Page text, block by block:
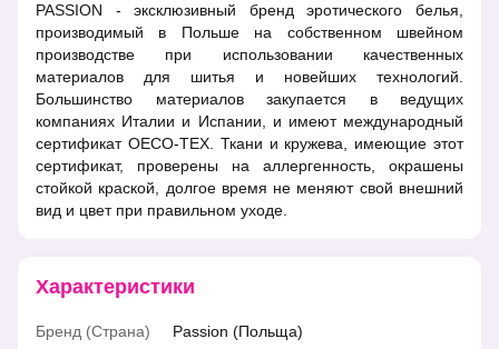
PASSION - эксклюзивный бренд эротического белья,
производимый в Польше на собственном швейном
производстве при использовании качественных
материалов для шитья и новейших технологий.
Большинство материалов закупается в ведущих
компаниях Италии и Испании, и имеют международный
сертификат OECO-TEX. Ткани и кружева, имеющие этот
сертификат, проверены на аллергенность, окрашены
стойкой краской, долгое время не меняют свой внешний
вид и цвет при правильном уходе.
Характеристики
Бренд (Страна)
Passion (Польща)